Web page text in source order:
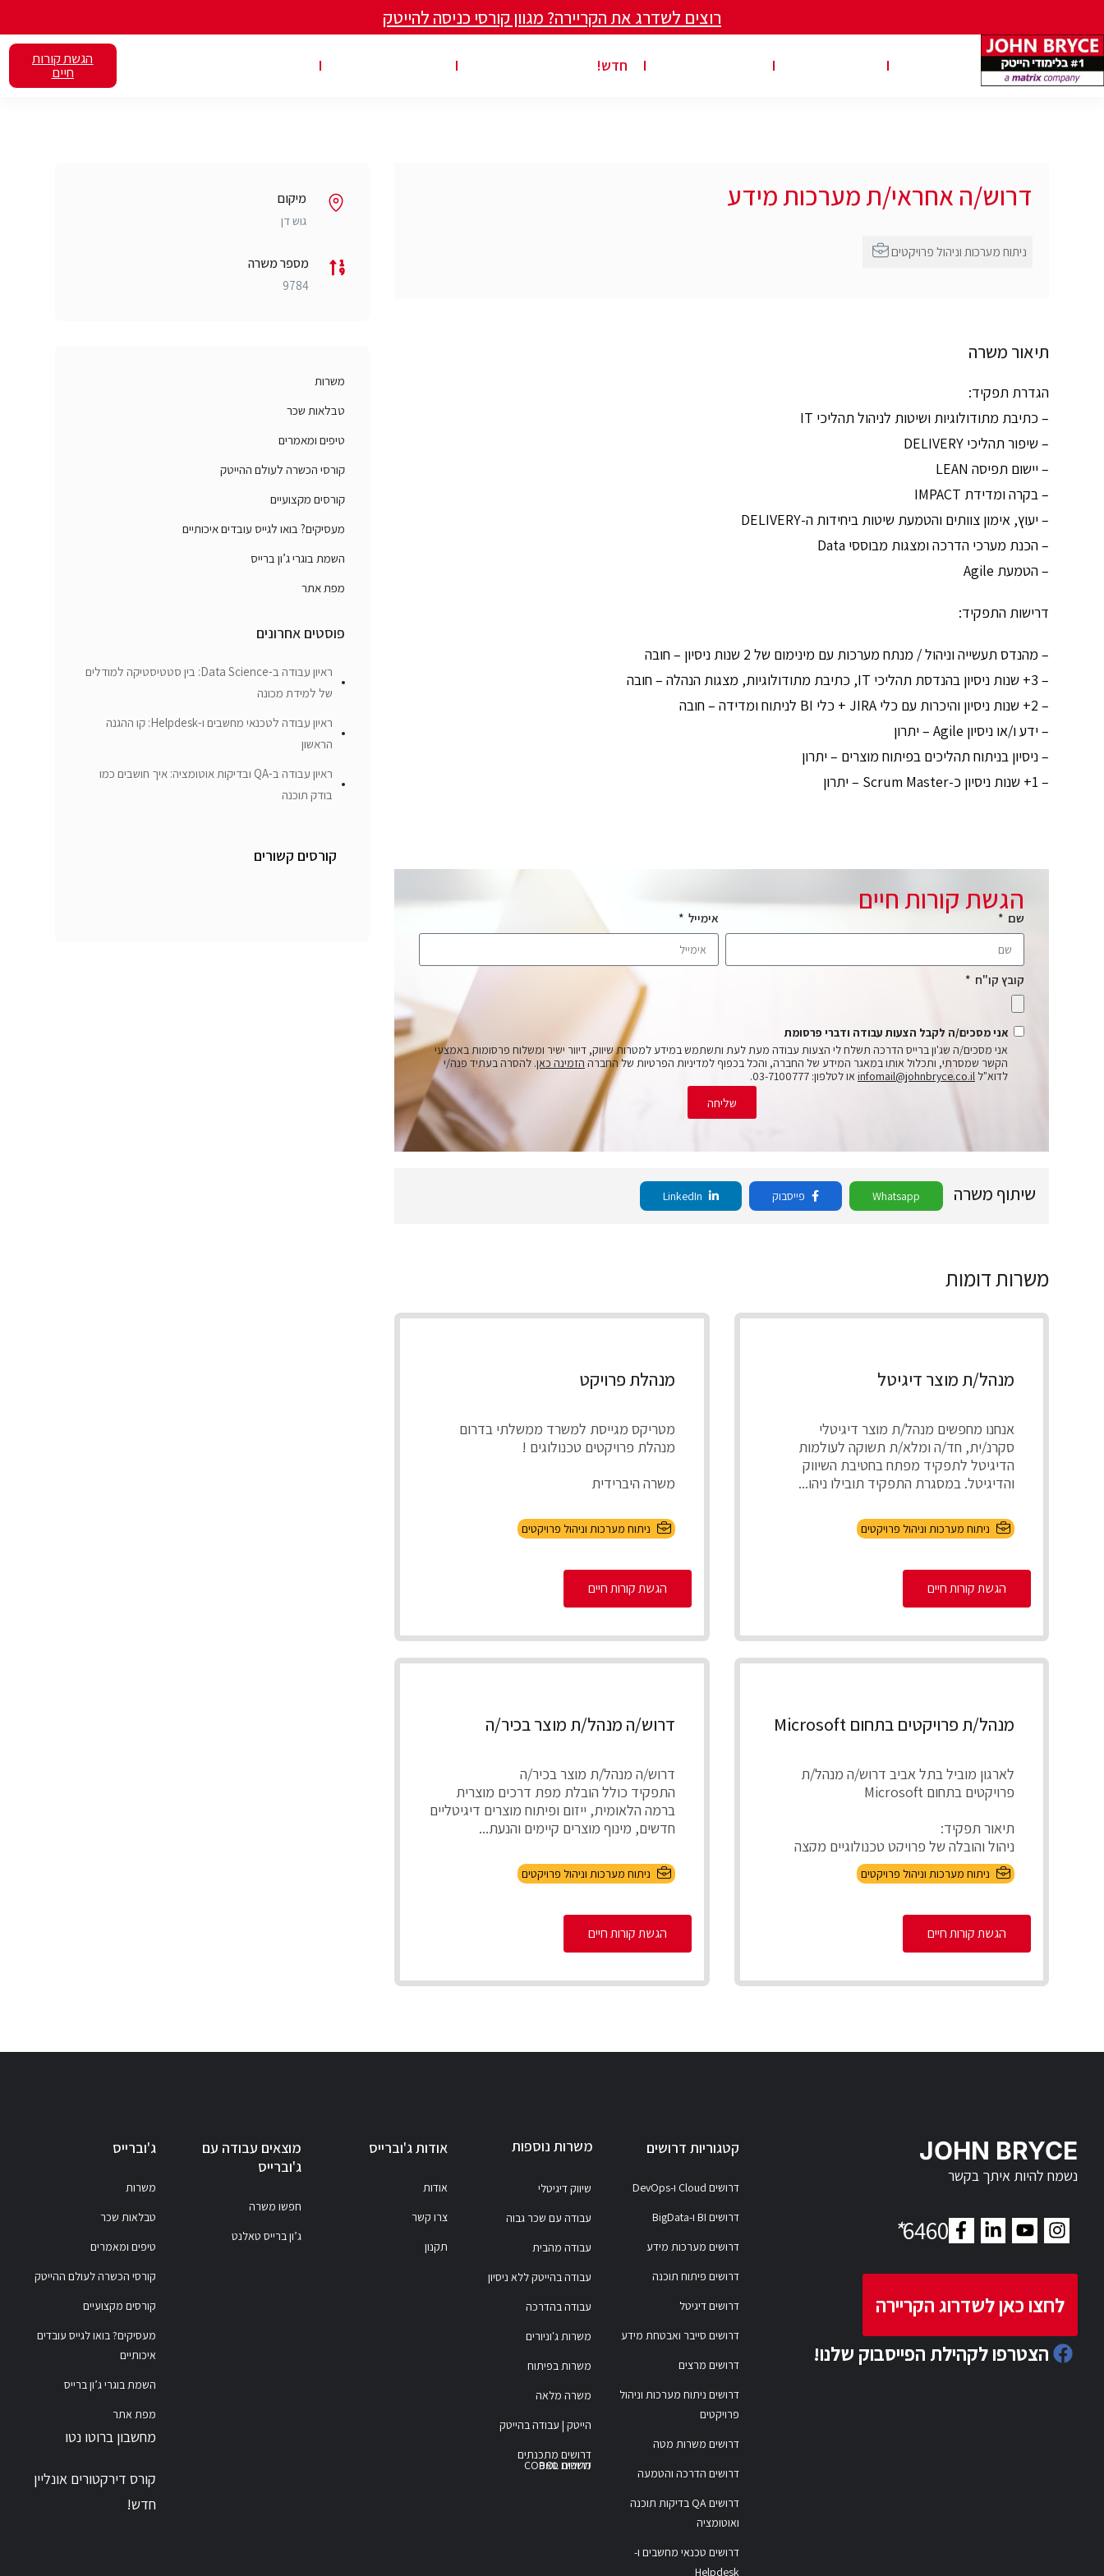
רוצים לשדרג את הקריירה? מגוון קורסי כניסה להייטק
חדש! הגשת קורות
חיים
דרוש/ה אחראי/ת מערכות מידע
תיאור משרה
הגדרת תפקיד:
– כתיבת מתודולוגיות ושיטות לניהול תהליכי IT
– שיפור תהליכי DELIVERY
– יישום תפיסה LEAN
– בקרה ומדידת IMPACT
– יעוץ, אימון צוותים והטמעת שיטות ביחידות ה-DELIVERY
– הכנת מערכי הדרכה ומצגות מבוססי Data
– הטמעת Agile
דרישות התפקיד:
– מהנדס תעשייה וניהול / מנתח מערכות עם מינימום של 2 שנות ניסיון – חובה
– 3+ שנות ניסיון בהנדסת תהליכי IT, כתיבת מתודולוגיות, מצגות הנהלה – חובה
– 2+ שנות ניסיון והיכרות עם כלי JIRA + כלי BI לניתוח ומדידה – חובה
– ידע ו/או ניסיון Agile – יתרון
– ניסיון בניתוח תהליכים בפיתוח מוצרים – יתרון
– 1+ שנות ניסיון כ-Scrum Master – יתרון
הגשת קורות חיים
שם אימייל
קובץ קו"ח
אני מסכים/ה לקבל הצעות עבודה ודברי פרסומת
אני מסכים/ה שג'ון ברייס הדרכה תשלח לי הצעות עבודה מעת לעת ותשתמש במידע למטרות שיווק, דיוור ישיר ומשלוח פרסומות באמצעי
הקשר שמסרתי, ותכלול אותו במאגר המידע של החברה, והכל בכפוף למדיניות הפרטיות של החברה הזמינה כאן. להסרה בעתיד פנה/י
לדוא"ל infomail@johnbryce.co.il או לטלפון: 03-7100777.
שליחה
שיתוף משרה Whatsapp פייסבוק
משרות דומות
מנהל/ת מוצר דיגיטל
אנחנו מחפשים מנהל/ת מוצר דיגיטלי
סקרנ/ית, חד/ה ומלא/ת תשוקה לעולמות
הדיגיטל לתפקיד מפתח בחטיבת השיווק
והדיגיטל. במסגרת התפקיד תובילו ניהו...
ניתוח מערכות וניהול פרויקטים
הגשת קורות חיים
מנהלת פרויקט
מטריקס מגייסת למשרד ממשלתי בדרום
מנהלת פרויקטים טכנולוגים !
משרה היברידית
תיאור התפקיד
התאמת והטמע...
ניתוח מערכות וניהול פרויקטים
הגשת קורות חיים
מנהל/ת פרויקטים בתחום Microsoft
לארגון מוביל בתל אביב דרוש/ה מנהל/ת
פרויקטים בתחום Microsoft
תיאור תפקיד:
ניהול והובלה של פרויקט טכנולוגיים מקצה
לקצה, אפיון דרישות בהתא...
ניתוח מערכות וניהול פרויקטים
הגשת קורות חיים
דרוש/ה מנהל/ת מוצר בכיר/ה
דרוש/ה מנהל/ת מוצר בכיר/ה
התפקיד כולל הובלת מפת דרכים מוצרית
ברמה הלאומית, ייזום ופיתוח מוצרים דיגיטליים
חדשים, מינוף מוצרים קיימים והנעת...
ניתוח מערכות וניהול פרויקטים
הגשת קורות חיים
מיקום
גוש דן
מספר משרה
9784
משרות
טבלאות שכר
טיפים ומאמרים
קורסי הכשרה לעולם ההייטק
קורסים מקצועיים
מעסיקים? בואו לגייס עובדים איכותיים
השמת בוגרי ג’ון ברייס
מפת אתר
פוסטים אחרונים
ראיון עבודה ב-Data Science: בין סטטיסטיקה למודלים
של למידת מכונה
ראיון עבודה לטכנאי מחשבים ו-Helpdesk: קו ההגנה
הראשון
ראיון עבודה ב-QA ובדיקות אוטומציה: איך חושבים כמו
בודק תוכנה
קורסים קשורים
JOHN BRYCE
נשמח להיות איתך בקשר
6460
*
לחצו כאן לשדרוג הקריירה
הצטרפו לקהילת הפייסבוק שלנו!
קטגוריות דרושים
דרושים Cloud ו-DevOps
דרושים BI ו-BigData
דרושים מערכות מידע
דרושים פיתוח תוכנה
דרושים דיגיטל
דרושים סייבר ואבטחת מידע
דרושים מרצים
דרושים ניתוח מערכות וניהול
פרויקטים
דרושים משרות מטה
דרושים הדרכה והטמעה
דרושים QA בדיקות תוכנה
ואוטומציה
דרושים טכנאי מחשבים ו-
Helpdesk
משרות נוספות
שיווק דיגיטלי
עבודה עם שכר גבוה
עבודה מהבית
עבודה בהייטק ללא ניסיון
עבודה בהדרכה
משרות ג'וניורים
משרות בפיתוח
משרה מלאה
הייטק | עבודה בהייטק
דרושים מתכנתים
דרושים סאפ
משרות COBOL
אודות ג'וברייס
אודות
צרו קשר
תקנון
מוצאים עבודה עם
ג'וברייס
חפשו משרה
ג’ון ברייס טאלנט
ג'וברייס
משרות
טבלאות שכר
טיפים ומאמרים
קורסי הכשרה לעולם ההייטק
קורסים מקצועיים
מעסיקים? בואו לגייס עובדים
איכותיים
השמת בוגרי ג’ון ברייס
מפת אתר
מחשבון ברוטו נטו
קורס דירקטורים אונליין
חדש!